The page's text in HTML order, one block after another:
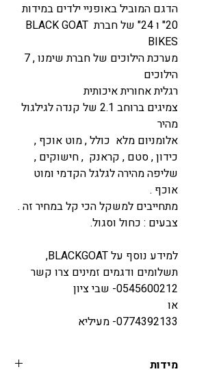
הדגם המוביל באופניי ילדים במידות
20" ו 24" של חברת BLACK GOAT
BIKES
מערכת הילוכים של חברת שימנו , 7
הילוכים
רגלית אחורית איכותית
צמיגים ברוחב 2.1 של קנדה לגילגול
מהיר
אלומניום מלא כולל , מוט אוכף ,
כידון , סטם , קראנק , חישוקים ,
שליפה מהירה לגלגל הקדמי ומוט
אוכף .
מתחייבים למשקל הכי קל במחיר זה .
צבעים : כחול וסגול.
למידע נוסף על BLACKGOAT,
תשלומים ודגמים זמינים צרו קשר
0545600212- שבי ציון
או
0774392133- מעיליא
מידות